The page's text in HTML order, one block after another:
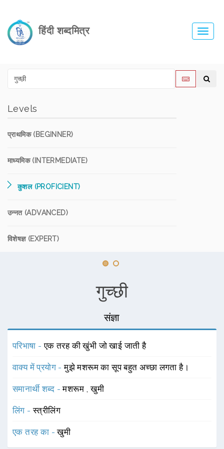
हिंदी शब्दमित्र
Levels
प्राथमिक (BEGINNER)
माध्यमिक (INTERMEDIATE)
कुशल (PROFICIENT)
उन्नत (ADVANCED)
विशेषज्ञ (EXPERT)
गुच्छी
संज्ञा
परिभाषा -एक तरह की खुंभी जो खाई जाती है
वाक्य में प्रयोग -मुझे मशरूम का सूप बहुत अच्छा लगता है।
समानार्थी शब्द -मशरूम ,खुमी
लिंग -स्त्रीलिंग
एक तरह का -खुमी